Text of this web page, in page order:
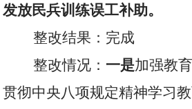
发放民兵训练误工补助。
整改结果：完成
整改情况： 一是加强教
贯彻中央八项规定精神学习